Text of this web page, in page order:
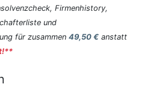
Firmenhistory,
und
für zusammen 49,50 € anstatt